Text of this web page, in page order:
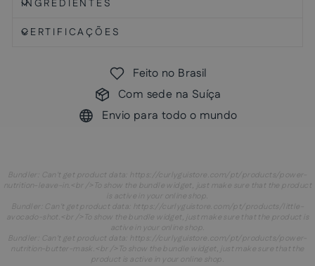
INGREDIENTES
CERTIFICAÇÕES
Feito no Brasil
Com sede na Suíça
Envio para todo o mundo
Bundler: Can't get product data: https://curlyguistore.com/pt/products/power-
nutrition-leave-in.<br />To show the bundle widget, just make sure that the product
is active in your online shop.
Bundler: Can't get product data: https://curlyguistore.com/pt/products/little-
avocado-shot.<br />To show the bundle widget, just make sure that the product is
active in your online shop.
Bundler: Can't get product data: https://curlyguistore.com/pt/products/power-
nutrition-butter-mask.<br />To show the bundle widget, just make sure that the
product is active in your online shop.